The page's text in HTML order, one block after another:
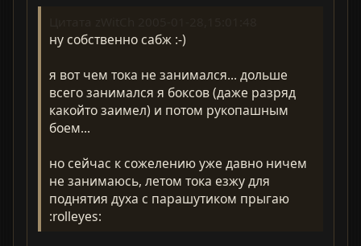
ну собственно сабж :-)
я вот чем тока не занимался... дольше
всего занимался я боксов (даже разряд
какойто заимел) и потом рукопашным
боем...
но сейчас к сожелению уже давно ничем
не занимаюсь, летом тока езжу для
поднятия духа с парашутиком прыгаю
:rolleyes: